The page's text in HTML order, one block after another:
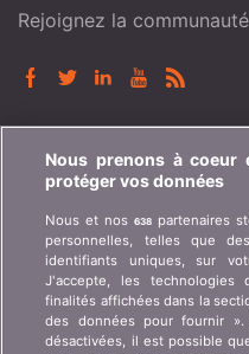
Rejoignez la communauté
BONUS.CH
comparatifs ? Demande
publicité, ...
Qui sommes-nous ?
Contact
Nous prenons à coeur
protéger vos données
Nous et nos638 partenaires
personnelles, telles que
identifiants uniques, sur
J'accepte, les
finalités affichées dans la
des données pour fournir
désactivées, il est possible